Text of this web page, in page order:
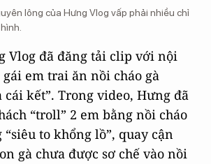
lông của Hưng Vlog vấp phải nhiều chỉ
Vlog đã đăng tải clip với nội
em trai ăn nồi cháo gà
kết”. Trong video, Hưng đã
“troll” 2 em bằng nồi cháo
to khổng lồ”, quay cận
gà chưa được sơ chế vào nồi